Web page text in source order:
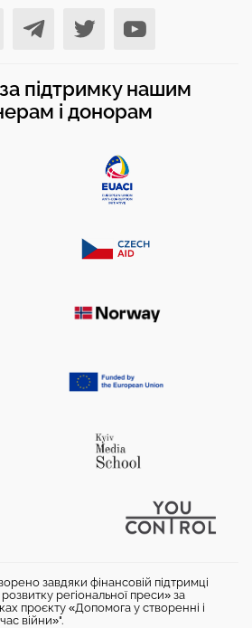
підтримку нашим
і донорам
завдяки фінансовій підтримці
регіональної преси» за
проєкту «Допомога у створенні і
війни»".